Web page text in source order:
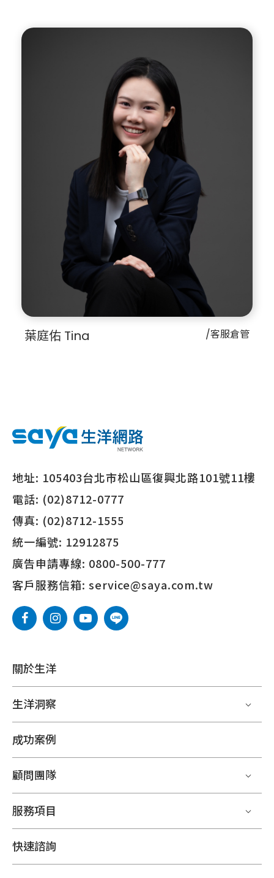
葉庭佑 Tina /客服倉管
地址: 105403台北市松山區復興北路101號11樓
電話: (02)8712-0777
傳真: (02)8712-1555
統一編號: 12912875
廣告申請專線: 0800-500-777
客戶服務信箱: service@saya.com.tw
關於生洋
生洋洞察
成功案例
顧問團隊
服務項目
快速諮詢